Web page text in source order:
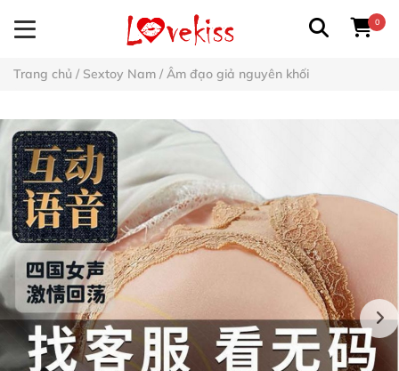
0
Trang chủ / Sextoy Nam / Âm đạo giả nguyên khối